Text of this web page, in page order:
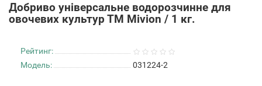
Добриво універсальне водорозчинне для
овочевих культур ТМ Mivion / 1 кг.
Рейтинг:
Модель:
031224-2